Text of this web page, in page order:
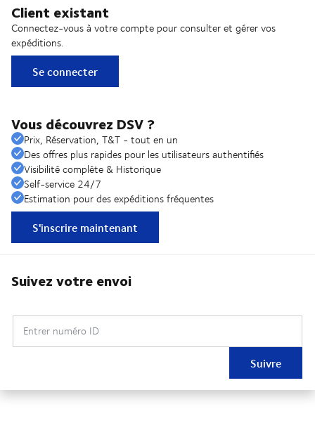
Client existant
Connectez-vous à votre compte pour consulter et gérer vos
expéditions.
Se connecter
Vous découvrez DSV ?
Prix, Réservation, T&T - tout en un
Des offres plus rapides pour les utilisateurs authentifiés
Visibilité complète & Historique
Self-service 24/7
Estimation pour des expéditions fréquentes
S'inscrire maintenant
Suivez votre envoi
Entrer numéro ID
Suivre